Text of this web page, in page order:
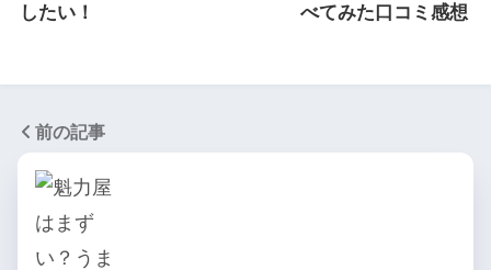
したい！
べてみた口コミ感想
前の記事